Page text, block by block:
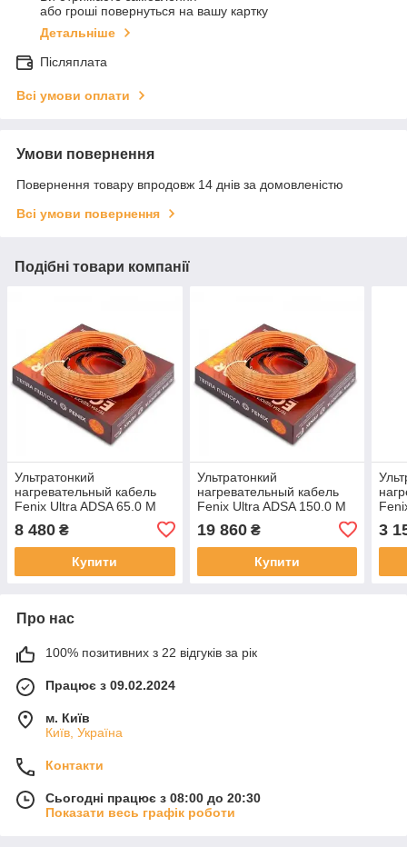
або гроші повернуться на вашу картку
Детальніше
Післяплата
Всі умови оплати
Умови повернення
Повернення товару впродовж 14 днів за домовленістю
Всі умови повернення
Подібні товари компанії
Ультратонкий
нагревательный кабель
Fenix Ultra ADSA 65.0 М
8 480 ₴
Купити
Ультратонкий
нагревательный кабель
Fenix Ultra ADSA 150.0 М
19 860₴
Купити
3
Про нас
100% позитивних з 22 відгуків за рік
Працює з 09.02.2024
м. Київ
Київ, Україна
Контакти
Сьогодні працює з 08:00 до 20:30
Показати весь графік роботи